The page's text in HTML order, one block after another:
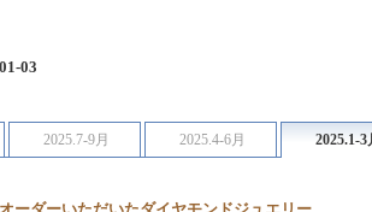
03
2025.7-9月 2025.4-6月 2025.1-3